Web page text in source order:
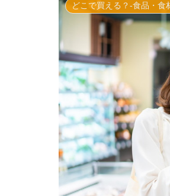
どこで買える？-食品・食